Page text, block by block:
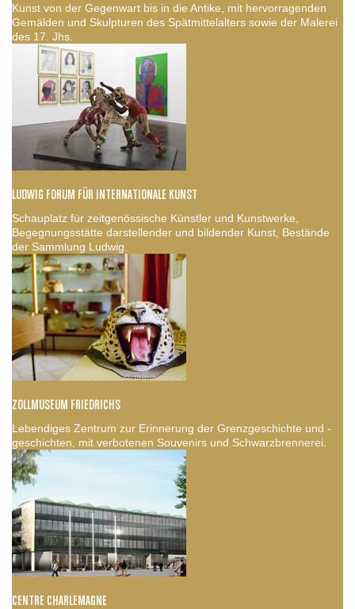
Kunst von der Gegenwart bis in die Antike, mit hervorragenden
Gemälden und Skulpturen des Spätmittelalters sowie der Malerei
des 17. Jhs.
LUDWIG FORUM FÜR INTERNATIONALE KUNST
Schauplatz für zeitgenössische Künstler und Kunstwerke,
Begegnungsstätte darstellender und bildender Kunst, Bestände
der Sammlung Ludwig.
ZOLLMUSEUM FRIEDRICHS
Lebendiges Zentrum zur Erinnerung der Grenzgeschichte und -
geschichten, mit verbotenen Souvenirs und Schwarzbrennerei.
CENTRE CHARLEMAGNE